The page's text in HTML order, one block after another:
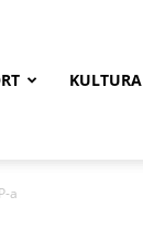
KULTURA
a